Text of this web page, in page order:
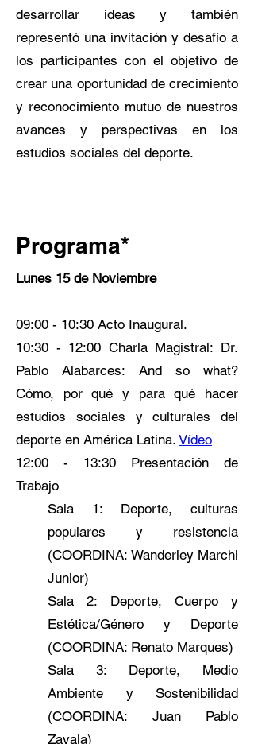
desarrollar ideas y también
representó una invitación y desafío a
los participantes con el objetivo de
crear una oportunidad de crecimiento
y reconocimiento mutuo de nuestros
avances y perspectivas en los
estudios sociales del deporte.
Programa*
Lunes 15 de Noviembre
09:00 - 10:30 Acto Inaugural.
10:30 - 12:00 Charla Magistral: Dr.
Pablo Alabarces: And so what?
Cómo, por qué y para qué hacer
estudios sociales y culturales del
deporte en América Latina. Vídeo
12:00 - 13:30 Presentación de
Trabajo
Sala 1: Deporte, culturas
populares y resistencia
(COORDINA: Wanderley Marchi
Junior)
Sala 2: Deporte, Cuerpo y
Estética/Género y Deporte
(COORDINA: Renato Marques)
Sala 3: Deporte, Medio
Ambiente y Sostenibilidad
(COORDINA: Juan Pablo
Zavala)